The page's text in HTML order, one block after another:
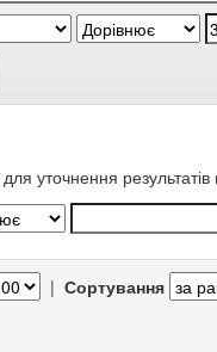
уточнення
| Сортування